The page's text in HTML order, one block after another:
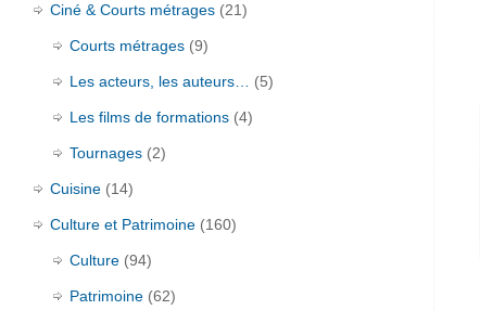
Ciné & Courts métrages (21)
Courts métrages (9)
Les acteurs, les auteurs… (5)
Les films de formations (4)
Tournages (2)
Cuisine (14)
Culture et Patrimoine (160)
Culture (94)
Patrimoine (62)